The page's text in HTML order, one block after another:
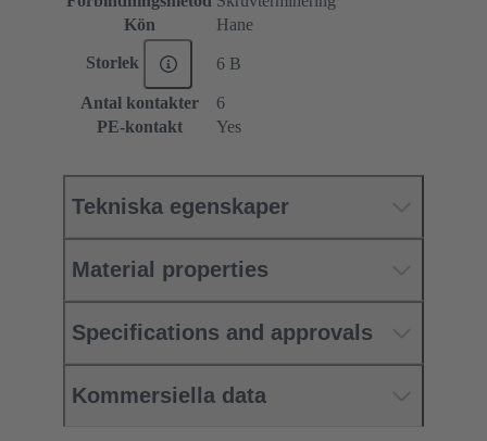
Kön
Hane
Storlek 6 B
Antal kontakter
6
PE-kontakt
Yes
Tekniska egenskaper
Material properties
Specifications and approvals
Kommersiella data